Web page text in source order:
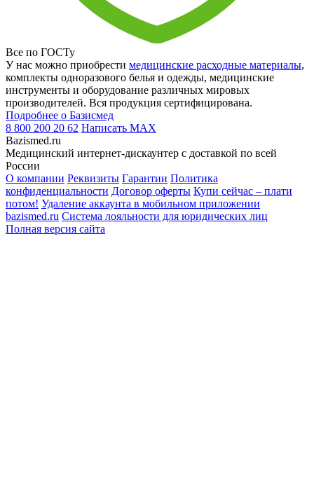
Все по ГОСТу
У нас можно приобрести медицинские расходные материалы,
комплекты одноразового белья и одежды, медицинские
инструменты и оборудование различных мировых
производителей. Вся продукция сертифицирована.
Подробнее о Базисмед
8 800 200 20 62 Написать MAX
Bazismed.ru
Медицинский интернет-дискаунтер с доставкой по всей
России
О компании Реквизиты Гарантии Политика
конфиденциальности Договор оферты Купи сейчас – плати
потом! Удаление аккаунта в мобильном приложении
bazismed.ru Система лояльности для юридических лиц
Полная версия сайта